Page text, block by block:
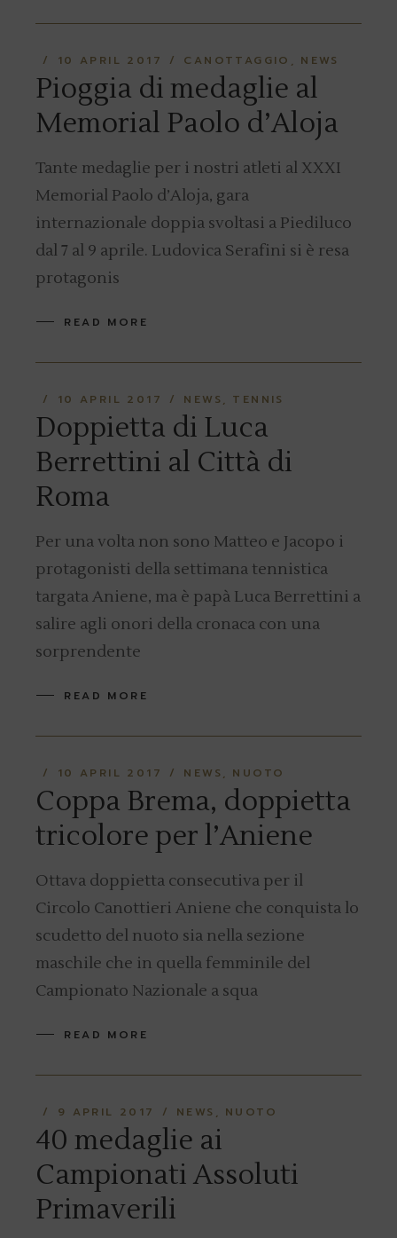
10 APRIL 2017 CANOTTAGGIO NEWS
Pioggia di medaglie al
Memorial Paolo d’Aloja
Tante medaglie per i nostri atleti al XXXI
Memorial Paolo d’Aloja, gara
internazionale doppia svoltasi a Piediluco
dal 7 al 9 aprile. Ludovica Serafini si è resa
protagonis
READ MORE
10 APRIL 2017 NEWS TENNIS
Doppietta di Luca
Berrettini al Città di
Roma
Per una volta non sono Matteo e Jacopo i
protagonisti della settimana tennistica
targata Aniene, ma è papà Luca Berrettini a
salire agli onori della cronaca con una
sorprendente
READ MORE
10 APRIL 2017 NEWS NUOTO
Coppa Brema, doppietta
tricolore per l’Aniene
Ottava doppietta consecutiva per il
Circolo Canottieri Aniene che conquista lo
scudetto del nuoto sia nella sezione
maschile che in quella femminile del
Campionato Nazionale a squa
READ MORE
9 APRIL 2017 NEWS NUOTO
40 medaglie ai
Campionati Assoluti
Primaverili